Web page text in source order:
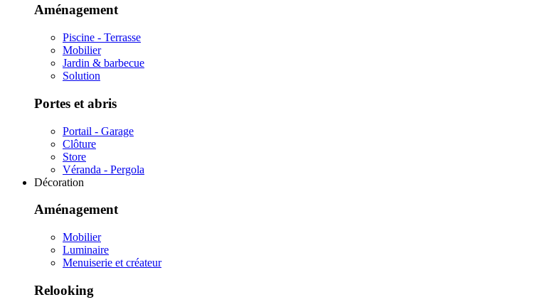
Aménagement
Piscine - Terrasse
Mobilier
Jardin & barbecue
Solution
Portes et abris
Portail - Garage
Clôture
Store
Véranda - Pergola
Décoration
Aménagement
Mobilier
Luminaire
Menuiserie et créateur
Relooking